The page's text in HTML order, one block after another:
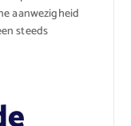
aanwezigheid
steeds